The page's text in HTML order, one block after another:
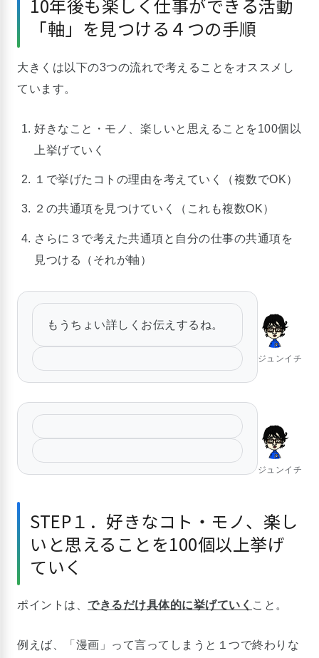
10年後も楽しく仕事ができる活動
「軸」を見つける４つの手順
大きくは以下の3つの流れで考えることをオススメし
ています。
好きなこと・モノ、楽しいと思えることを100個以
上挙げていく
１で挙げたコトの理由を考えていく（複数でOK）
２の共通項を見つけていく（これも複数OK）
さらに３で考えた共通項と自分の仕事の共通項を
見つける（それが軸）
もうちょい詳しくお伝えするね。
ジュンイチ
ジュンイチ
STEP１．好きなコト・モノ、楽し
いと思えることを100個以上挙げ
ていく
ポイントは、 できるだけ具体的に挙げていく こと。
例えば、「漫画」って言ってしまうと１つで終わりな